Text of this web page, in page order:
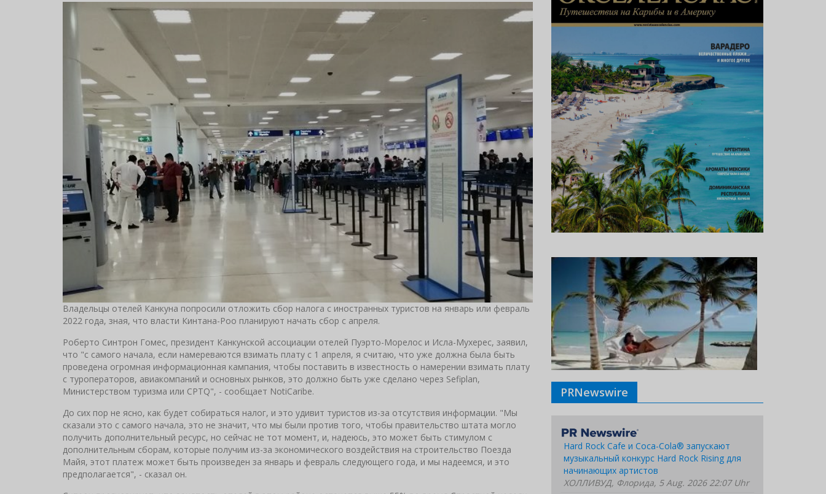
Владельцы отелей Канкуна попросили отложить сбор налога с иностранных туристов на январь или февраль
2022 года, зная, что власти Кинтана-Роо планируют начать сбор с апреля.
Роберто Синтрон Гомес, президент Канкунской ассоциации отелей Пуэрто-Морелос и Исла-Мухерес, заявил,
что "с самого начала, если намереваются взимать плату с 1 апреля, я считаю, что уже должна была быть
проведена огромная информационная кампания, чтобы поставить в известность о намерении взимать плату
с туроператоров, авиакомпаний и основных рынков, это должно быть уже сделано через Sefiplan,
Министерством туризма или CPTQ", - сообщает NotiCaribe.
До сих пор не ясно, как будет собираться налог, и это удивит туристов из-за отсутствия информации. "Мы
сказали это с самого начала, это не значит, что мы были против того, чтобы правительство штата могло
получить дополнительный ресурс, но сейчас не тот момент, и, надеюсь, это может быть стимулом с
дополнительным сборам, которые получим из-за экономического воздействия на строительство Поезда
Майя, этот платеж может быть произведен за январь и февраль следующего года, и мы надеемся, и это
предполагается", - сказал он.
PRNewswire
Hard Rock Cafe и Coca-Cola® запускают
музыкальный конкурс Hard Rock Rising для
начинающих артистов
ХОЛЛИВУД, Флорида, 5 Aug. 2026 22:07 Uhr